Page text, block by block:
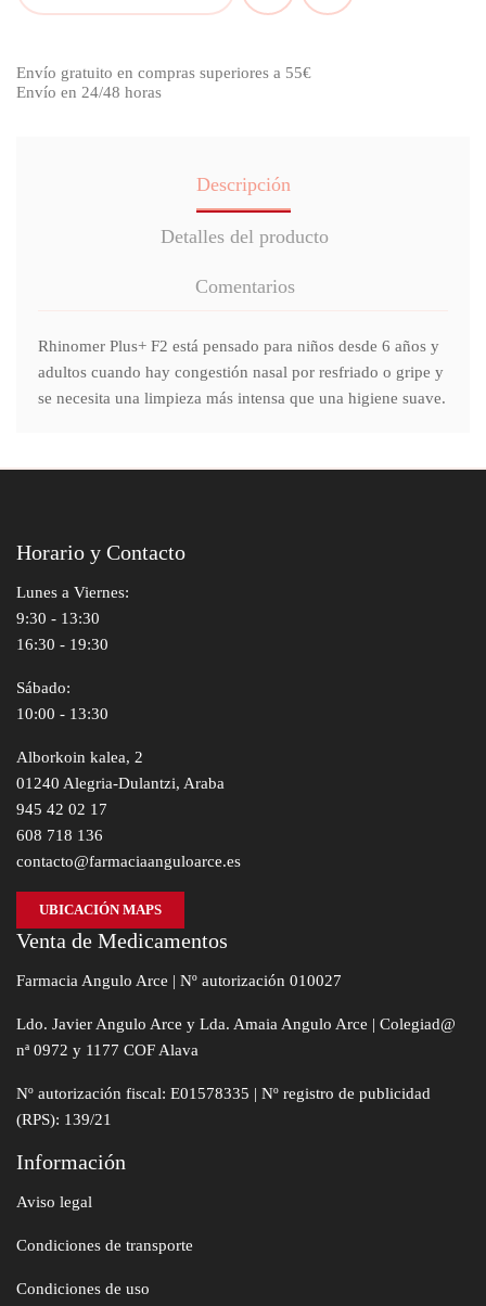
Envío gratuito en compras superiores a 55€
Envío en 24/48 horas
Descripción
Detalles del producto
Comentarios
Rhinomer Plus+ F2 está pensado para niños desde 6 años y
adultos cuando hay congestión nasal por resfriado o gripe y
se necesita una limpieza más intensa que una higiene suave.
Horario y Contacto
Lunes a Viernes:
9:30 - 13:30
16:30 - 19:30
Sábado:
10:00 - 13:30
Alborkoin kalea, 2
01240 Alegria-Dulantzi, Araba
945 42 02 17
608 718 136
contacto@farmaciaanguloarce.es
UBICACIÓN MAPS
Venta de Medicamentos
Farmacia Angulo Arce | Nº autorización 010027
Ldo. Javier Angulo Arce y Lda. Amaia Angulo Arce | Colegiad@
nª 0972 y 1177 COF Alava
Nº autorización fiscal: E01578335 | Nº registro de publicidad
(RPS): 139/21
Información
Aviso legal
Condiciones de transporte
Condiciones de uso